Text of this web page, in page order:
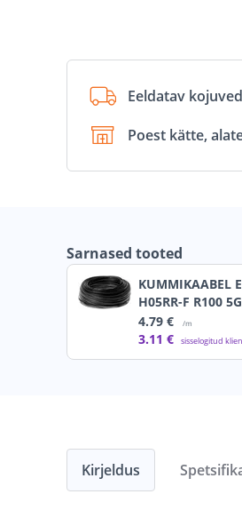
Eeldatav
Poest kätte,
Sarnased tooted
KUMMIKAABEL
H05RR-F R100
4.79 € /m
3.11 € sisselogitud
Kirjeldus